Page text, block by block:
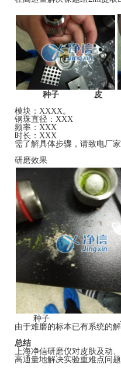
种子               皮
模块：XXXX。
钢珠直径：XXX
频率：XXX
时长：XXX
需了解具体步骤，请致电厂家
由于难磨的标本已有系统的
上海净信研磨仪对皮肤及动
高通量地解决实验重难点问